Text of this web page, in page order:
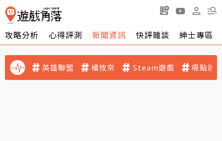
攻略分析 心得評測 新聞資訊 快評雜談 紳士專區
英雄聯盟 橘攸奈 Steam遊戲 吸點迷